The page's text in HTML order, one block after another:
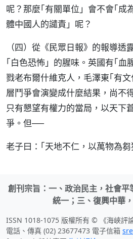
呢？那麼｢有關單位」會不會｢成
體中國人的譴責」呢？
（四）從《民眾日報》的報導透
｢白色恐怖」的腥味。英國有｢血
戮老布爾什維克人，毛澤東｢有
層鬥爭會演變成什麼結果，尚不
只有懇望有權力的當局，以天下
爭。但──
老子曰：｢天地不仁，以萬物為
創刊宗旨：一、政治民主，社會
統一；三、復興中華
ISSN 1018-1075 版權所有 © 《海峽評
電話、傳真 (02) 23677473 電子信箱